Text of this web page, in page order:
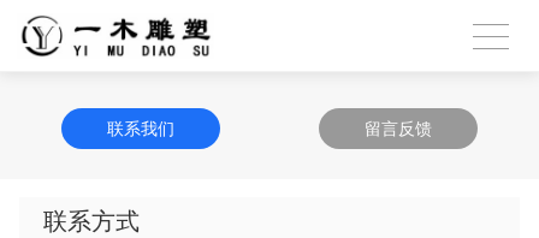
联系我们 留言反馈
联系方式